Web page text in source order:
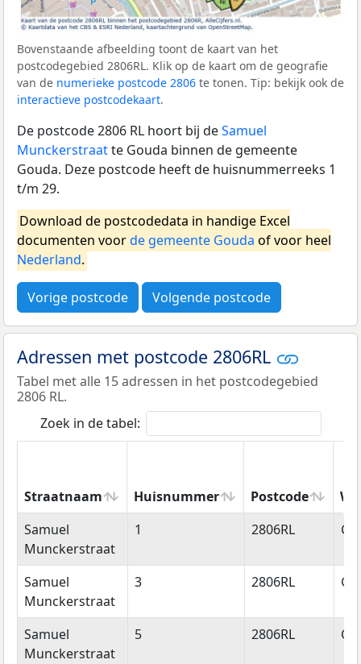
Bovenstaande afbeelding toont de kaart van het
postcodegebied 2806RL. Klik op de kaart om de geografie
van de numerieke postcode 2806 te tonen. Tip: bekijk ook de
interactieve postcodekaart.
De postcode 2806 RL hoort bij deSamuel
Munckerstraatte Gouda binnen de gemeente
Gouda. Deze postcode heeft de huisnummerreeks 1
t/m 29.
Download de postcodedata in handige Excel
documenten voorde gemeente Gouda of voor heel
Nederland.
Vorige postcode Volgende postcode
Adressen met postcode 2806RL
Tabel met alle 15 adressen in het postcodegebied
2806 RL.
Zoek in de tabel:
Straatnaam Huisnummer Postcode
Straatnaam
Huisnummer Postcode
Samuel
Munckerstraat
1 2806RL
Samuel
Munckerstraat
3 2806RL
Samuel
Munckerstraat
5 2806RL